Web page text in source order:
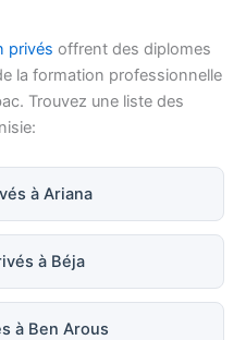
privés offrent des diplomes
la formation professionnelle
Trouvez une liste des
à Ariana
à Béja
à Ben Arous